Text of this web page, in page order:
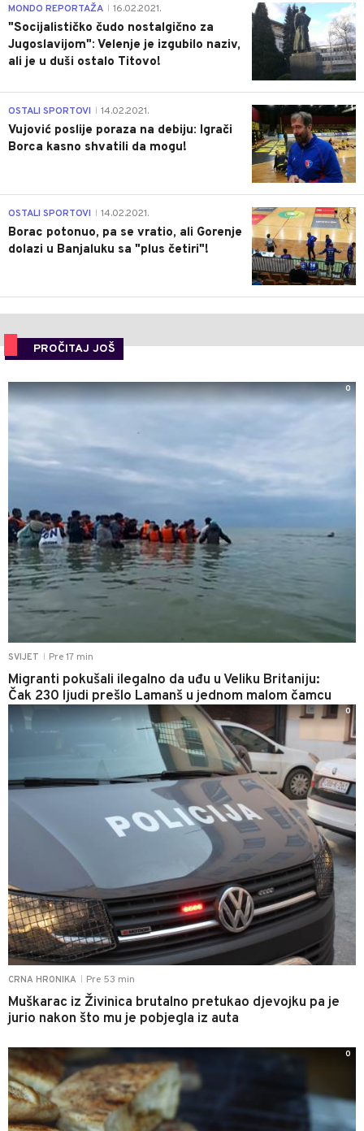
4
MONDO REPORTAŽA 16.02.2021.
"Socijalističko čudo nostalgično za
Jugoslavijom": Velenje je izgubilo naziv,
ali je u duši ostalo Titovo!
1
OSTALI SPORTOVI 14.02.2021.
Vujović poslije poraza na debiju: Igrači
Borca kasno shvatili da mogu!
3
OSTALI SPORTOVI 14.02.2021.
Borac potonuo, pa se vratio, ali Gorenje
dolazi u Banjaluku sa "plus četiri"!
PROČITAJ JOŠ
SVIJET Pre 17 min
Migranti pokušali ilegalno da uđu u Veliku Britaniju:
Čak 230 ljudi prešlo Lamanš u jednom malom čamcu
0
CRNA HRONIKA Pre 53 min
Muškarac iz Živinica brutalno pretukao djevojku pa je
jurio nakon što mu je pobjegla iz auta
0
0